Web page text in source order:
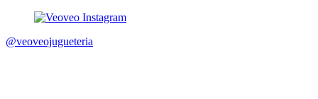
@veoveojugueteria